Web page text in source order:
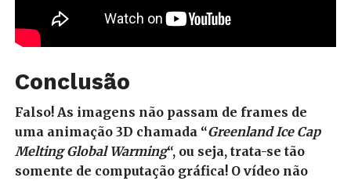
Conclusão
Falso! As imagens não passam de frames de
uma animação 3D chamada “Greenland Ice Cap
Melting Global Warming“, ou seja, trata-se tão
somente de computação gráfica! O vídeo não